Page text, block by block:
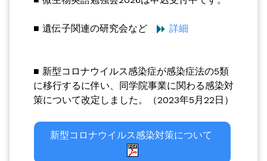
■ 遺伝子関連の研究会など 詳細
■ 新型コロナウイルス感染症が感染症法の5類
に移行するに伴い、同学院事業に関わる感染対
策について改定しました。（2023年5月22日）
新型コロナウイルス感染対策について